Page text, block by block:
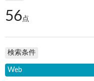
56点
検索条件
Web